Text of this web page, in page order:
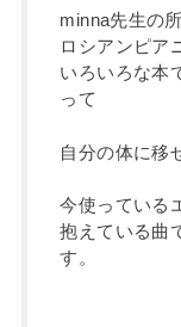
minna先生の
ロシアンピア
いろいろな本
って
自分の体に移
今使っている
抱えている曲
す。